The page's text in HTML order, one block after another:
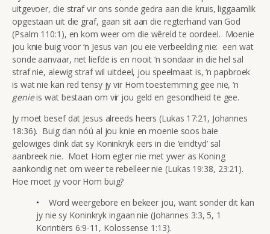
uitgevoer, die straf vir ons sonde gedra aan die kruis, liggaamlik
opgestaan uit die graf, gaan sit aan die regterhand van God
(Psalm 110:1), en kom weer om die wêreld te oordeel. Moenie
jou knie buig voor ‘n Jesus van jou eie verbeelding nie: een wat
sonde aanvaar, net liefde is en nooit ‘n sondaar in die hel sal
straf nie, alewig straf wil uitdeel, jou speelmaat is, ‘n papbroek
is wat nie kan red tensy jy vir Hom toestemming gee nie, ‘n
genieis wat bestaan om vir jou geld en gesondheid te gee.
Jy moet besef dat Jesus alreeds heers (Lukas 17:21, Johannes
18:36). Buig dan nóú al jou knie en moenie soos baie
gelowiges dink dat sy Koninkryk eers in die ‘eindtyd’ sal
aanbreek nie. Moet Hom egter nie met ywer as Koning
aankondig net om weer te rebelleer nie (Lukas 19:38, 23:21).
Hoe moet jy voor Hom buig?
Word weergebore en bekeer jou, want sonder dit kan
jy nie sy Koninkryk ingaan nie (Johannes 3:3, 5, 1
Korintiërs 6:9-11, Kolossense 1:13).